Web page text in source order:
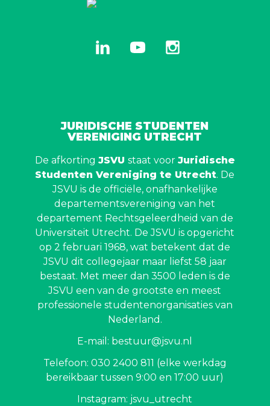
linkedin youtube
JURIDISCHE STUDENTEN
VERENIGING UTRECHT
De afkorting JSVU staat voor Juridische
Studenten Vereniging te Utrecht. De
JSVU is de officiële, onafhankelijke
departementsvereniging van het
departement Rechtsgeleerdheid van de
Universiteit Utrecht. De JSVU is opgericht
op 2 februari 1968, wat betekent dat de
JSVU dit collegejaar maar liefst 58 jaar
bestaat. Met meer dan 3500 leden is de
JSVU een van de grootste en meest
professionele studentenorganisaties van
Nederland.
E-mail: bestuur@jsvu.nl
Telefoon: 030 2400 811 (elke werkdag
bereikbaar tussen 9:00 en 17:00 uur)
Instagram: jsvu_utrecht